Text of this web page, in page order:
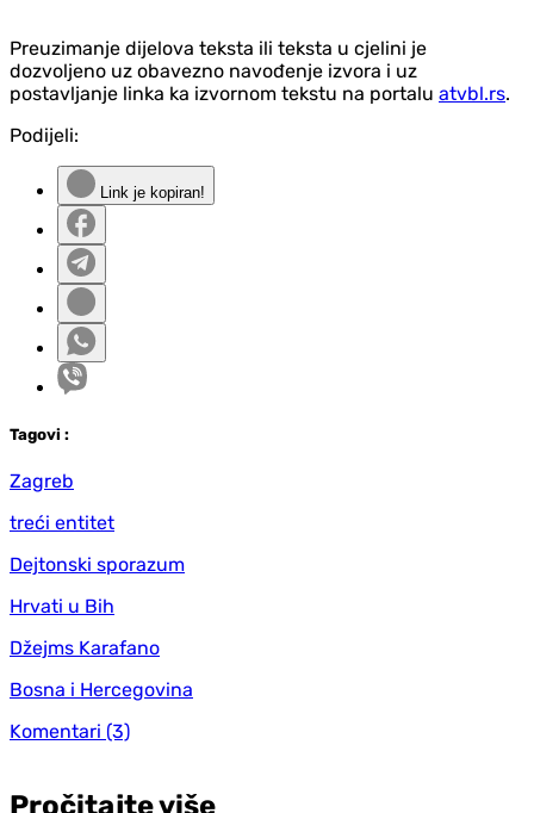
Preuzimanje dijelova teksta ili teksta u cjelini je
dozvoljeno uz obavezno navođenje izvora i uz
postavljanje linka ka izvornom tekstu na portalu atvbl.rs.
Podijeli:
Link je kopiran!
Tagovi :
Zagreb
treći entitet
Dejtonski sporazum
Hrvati u Bih
Džejms Karafano
Bosna i Hercegovina
Komentari (3)
Pročitajte više